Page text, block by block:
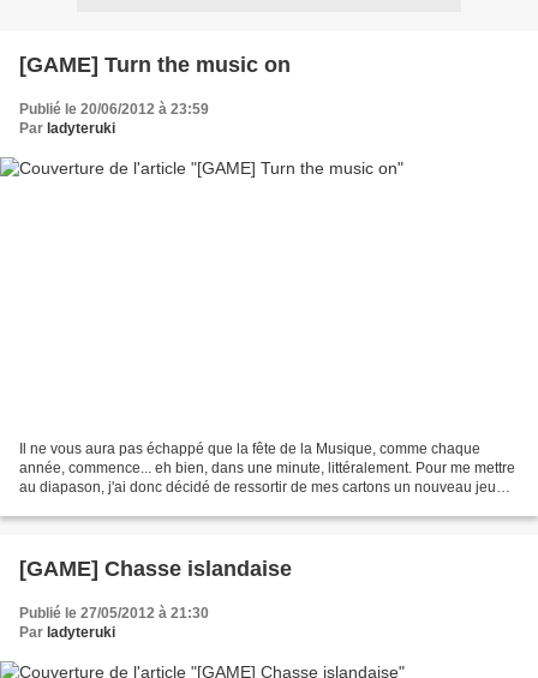
[GAME] Turn the music on
Publié le 20/06/2012 à 23:59
Par ladyteruki
Il ne vous aura pas échappé que la fête de la Musique, comme chaque
année, commence... eh bien, dans une minute, littéralement. Pour me mettre
au diapason, j'ai donc décidé de ressortir de mes cartons un nouveau jeu
[GAME] Chasse islandaise
Publié le 27/05/2012 à 21:30
Par ladyteruki